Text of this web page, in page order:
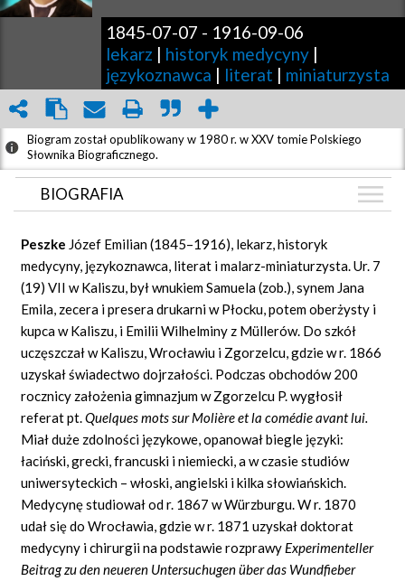
1845-07-07 - 1916-09-06
lekarz | historyk medycyny |
językoznawca | literat | miniaturzysta
Biogram został opublikowany w 1980 r. w XXV tomie Polskiego
Słownika Biograficznego.
BIOGRAFIA
ZDJĘCIA (2)
GRAF POWIĄZAŃ
DYSKUSJA
Mapa
Peszke Józef Emilian (1845–1916), lekarz, historyk
medycyny, językoznawca, literat i malarz-miniaturzysta. Ur. 7
(19) VII w Kaliszu, był wnukiem Samuela (zob.), synem Jana
Emila, zecera i presera drukarni w Płocku, potem oberżysty i
kupca w Kaliszu, i Emilii Wilhelminy z Müllerów. Do szkół
uczęszczał w Kaliszu, Wrocławiu i Zgorzelcu, gdzie w r. 1866
uzyskał świadectwo dojrzałości. Podczas obchodów 200
rocznicy założenia gimnazjum w Zgorzelcu P. wygłosił
referat pt.Quelquesmots sur Molière et la comédie avant lui.
Miał duże zdolności językowe, opanował biegle języki:
łaciński, grecki, francuski i niemiecki, a w czasie studiów
uniwersyteckich – włoski, angielski i kilka słowiańskich.
Medycynę studiował od r. 1867 w Würzburgu. W r. 1870
udał się do Wrocławia, gdzie w r. 1871 uzyskał doktorat
medycyny i chirurgii na podstawie rozprawy Experimenteller
Beitrag zu den neueren Untersuchugen über das Wundfieber